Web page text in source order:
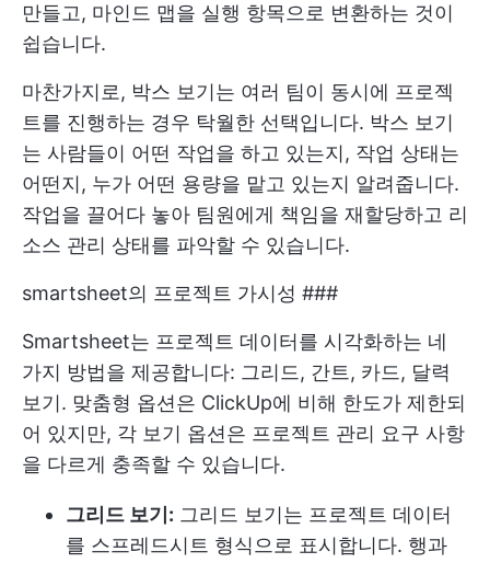
만들고, 마인드 맵을 실행 항목으로 변환하는 것이
쉽습니다.
마찬가지로, 박스 보기는 여러 팀이 동시에 프로젝
트를 진행하는 경우 탁월한 선택입니다. 박스 보기
는 사람들이 어떤 작업을 하고 있는지, 작업 상태는
어떤지, 누가 어떤 용량을 맡고 있는지 알려줍니다.
작업을 끌어다 놓아 팀원에게 책임을 재할당하고 리
소스 관리 상태를 파악할 수 있습니다.
smartsheet의 프로젝트 가시성 ###
Smartsheet는 프로젝트 데이터를 시각화하는 네
가지 방법을 제공합니다: 그리드, 간트, 카드, 달력
보기. 맞춤형 옵션은 ClickUp에 비해 한도가 제한되
어 있지만, 각 보기 옵션은 프로젝트 관리 요구 사항
을 다르게 충족할 수 있습니다.
그리드 보기: 그리드 보기는 프로젝트 데이터
를 스프레드시트 형식으로 표시합니다. 행과